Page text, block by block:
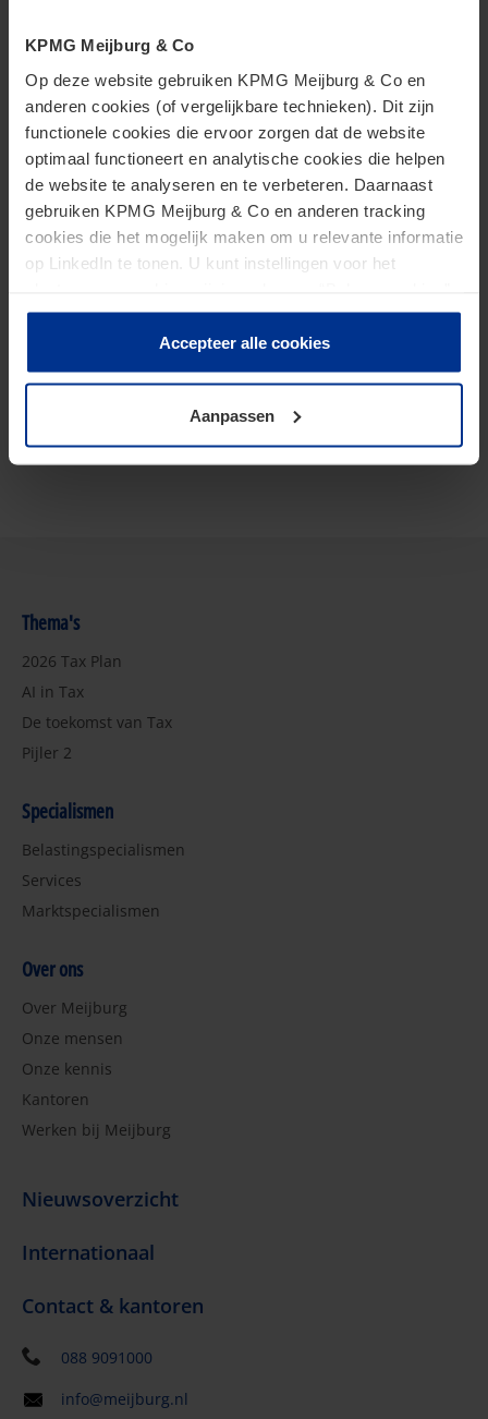
KPMG Meijburg & Co
Op deze website gebruiken KPMG Meijburg & Co en
anderen cookies (of vergelijkbare technieken). Dit zijn
functionele cookies die ervoor zorgen dat de website
optimaal functioneert en analytische cookies die helpen
de website te analyseren en te verbeteren. Daarnaast
gebruiken KPMG Meijburg & Co en anderen tracking
cookies die het mogelijk maken om u relevante informatie
op LinkedIn te tonen. U kunt instellingen voor het
te klikken. Als u op “Accepteer alle cookies” klikt, geeft u
toestemming voor het gebruik van alle cookies. Deze
toestemming kunt u altijd weer intrekken.
Accepteer alle cookies
Aanpassen
Specialismen
Btw
Tax Controversy & Litigation
Publicaties
Thema's
2026 Tax Plan
AI in Tax
De toekomst van Tax
Pijler 2
Specialismen
Belastingspecialismen
Services
Marktspecialismen
Over ons
Over Meijburg
Onze mensen
Onze kennis
Kantoren
Werken bij Meijburg
Nieuwsoverzicht
Internationaal
Contact & kantoren
088 9091000
info@meijburg.nl